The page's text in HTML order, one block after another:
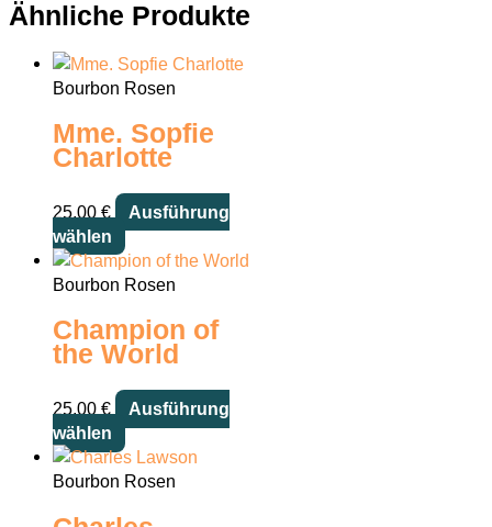
Ähnliche Produkte
Bourbon Rosen
Mme. Sopfie
Charlotte
25,00 €
Ausführung
wählen
Dieses
Produkt
weist
Varianten
auf.
Optionen
können
auf
der
Bourbon Rosen
Champion of
the World
25,00 €
Ausführung
wählen
Dieses
Produkt
weist
Bourbon Rosen